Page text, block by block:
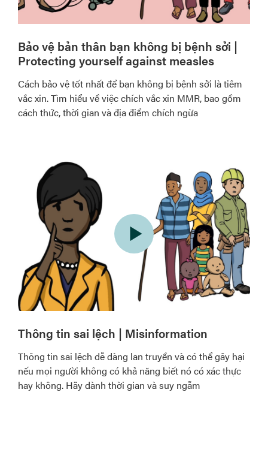
Bảo vệ bản thân bạn không bị bệnh sởi |
Protecting yourself against measles
Cách bảo vệ tốt nhất để bạn không bị bệnh sởi là tiêm
vắc xin. Tìm hiểu về việc chích vắc xin MMR, bao gồm
cách thức, thời gian và địa điểm chích ngừa
Thông tin sai lệch | Misinformation
Thông tin sai lệch dễ dàng lan truyền và có thể gây hại
nếu mọi người không có khả năng biết nó có xác thực
hay không. Hãy dành thời gian và suy ngẫm